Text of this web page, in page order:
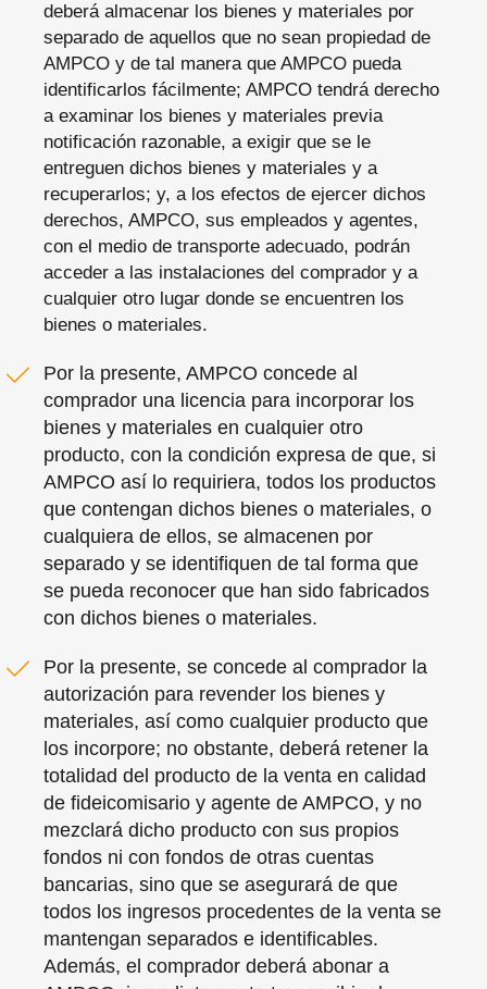
deberá almacenar los bienes y materiales por
separado de aquellos que no sean propiedad de
AMPCO y de tal manera que AMPCO pueda
identificarlos fácilmente; AMPCO tendrá derecho
a examinar los bienes y materiales previa
notificación razonable, a exigir que se le
entreguen dichos bienes y materiales y a
recuperarlos; y, a los efectos de ejercer dichos
derechos, AMPCO, sus empleados y agentes,
con el medio de transporte adecuado, podrán
acceder a las instalaciones del comprador y a
cualquier otro lugar donde se encuentren los
bienes o materiales.
Por la presente, AMPCO concede al
comprador una licencia para incorporar los
bienes y materiales en cualquier otro
producto, con la condición expresa de que, si
AMPCO así lo requiriera, todos los productos
que contengan dichos bienes o materiales, o
cualquiera de ellos, se almacenen por
separado y se identifiquen de tal forma que
se pueda reconocer que han sido fabricados
con dichos bienes o materiales.
Por la presente, se concede al comprador la
autorización para revender los bienes y
materiales, así como cualquier producto que
los incorpore; no obstante, deberá retener la
totalidad del producto de la venta en calidad
de fideicomisario y agente de AMPCO, y no
mezclará dicho producto con sus propios
fondos ni con fondos de otras cuentas
bancarias, sino que se asegurará de que
todos los ingresos procedentes de la venta se
mantengan separados e identificables.
Además, el comprador deberá abonar a